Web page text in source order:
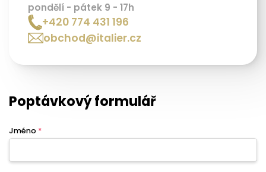
pondělí - pátek 9 - 17h
+420 774 431 196
obchod@italier.cz
Poptávkový formulář
Jméno *